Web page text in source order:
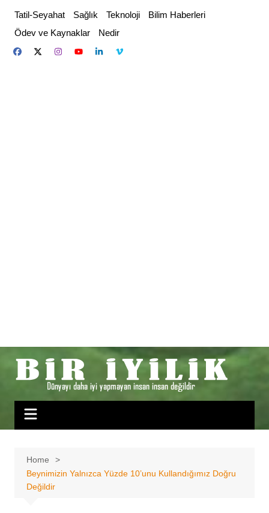
content
Tatil-Seyahat Sağlık Teknoloji
Bilim Haberleri
Ödev ve Kaynaklar
Nedir
Home
Beynimizin Yalnızca Yüzde 10’unu Kullandığımız Doğru
Değildir